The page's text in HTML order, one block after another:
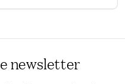
newsletter